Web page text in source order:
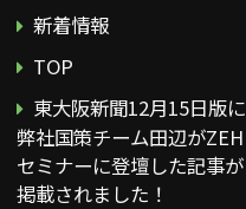
新着情報
TOP
東大阪新聞12月15日版に
弊社国策チーム田辺がZEH
セミナーに登壇した記事が
掲載されました！